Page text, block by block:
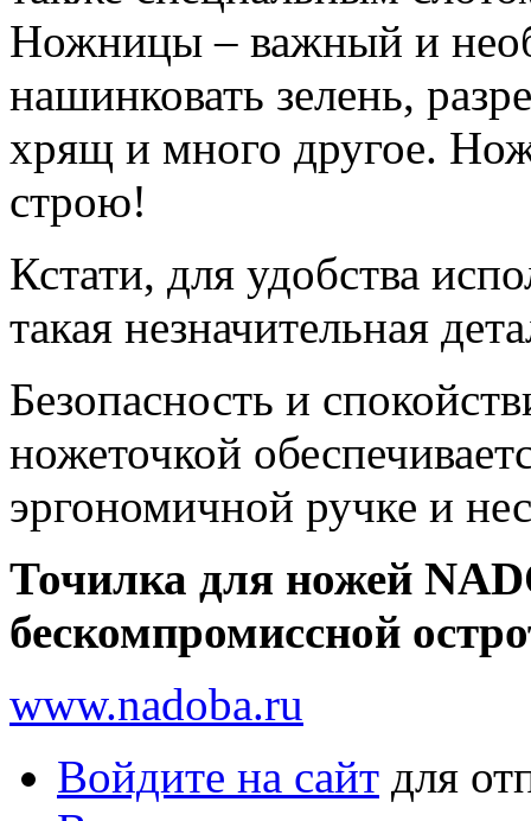
Ножницы – важный и
нашинковать зелень,
хрящ и много другое.
строю!
Кстати, для удобства
такая незначительная
Безопасность и
ножеточкой
эргономичной ручке и
Точилка для ножей
бескомпромиссной
www.nadoba.ru
Войдите на сайт для